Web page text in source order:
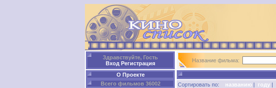
Здравствуйте, Гость
Вход Регистрация
О Проекте
Всего фильмов 36002
Название фильма:
Сортировать по: названию | году |